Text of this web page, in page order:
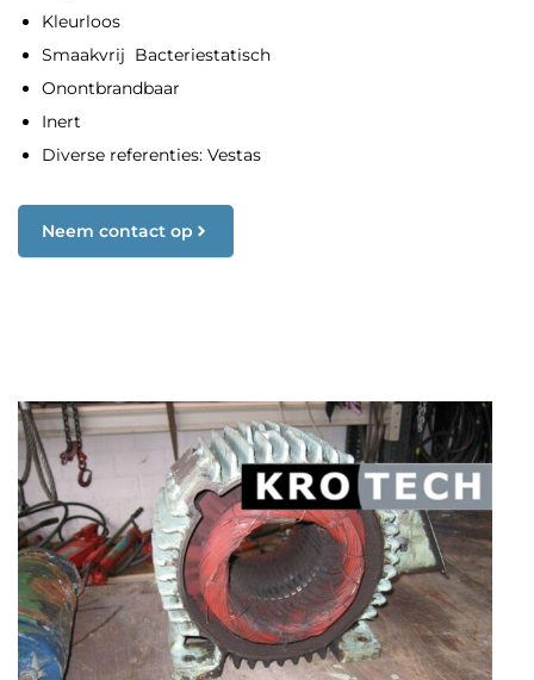
Kleurloos
Smaakvrij Bacteriestatisch
Onontbrandbaar
Inert
Diverse referenties: Vestas
Neem contact op